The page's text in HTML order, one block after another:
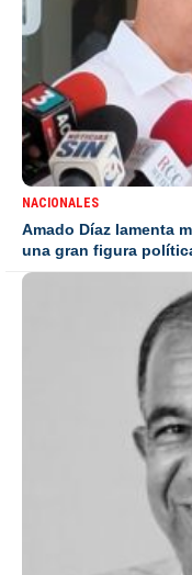
NACIONALES
Amado Díaz lamenta
una gran figura